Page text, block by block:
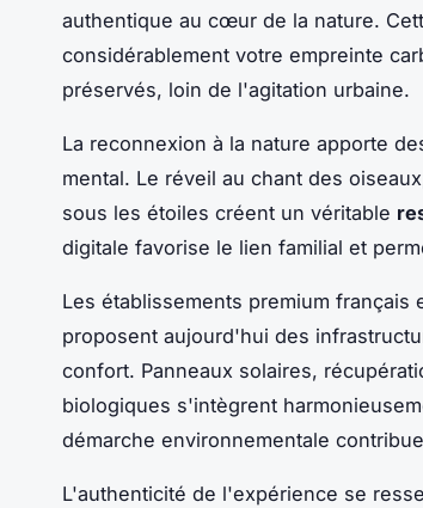
authentique au cœur de la nature.
considérablement votre empreinte
préservés, loin de l'agitation urbaine.
La reconnexion à la nature apporte
mental. Le réveil au chant des
sous les étoiles créent un véritable
digitale favorise le lien familial et
Les établissements premium français
proposent aujourd'hui des
confort. Panneaux solaires,
biologiques s'intègrent
démarche environnementale
L'authenticité de l'expérience se